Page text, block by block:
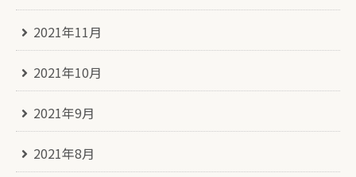
2021年11月
2021年10月
2021年9月
2021年8月